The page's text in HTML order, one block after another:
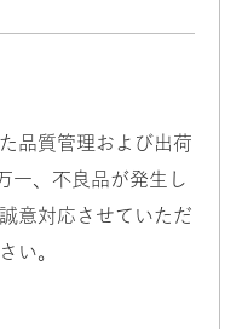
品質管理および出荷
一、不良品が発生し
意対応させていただ
い。​